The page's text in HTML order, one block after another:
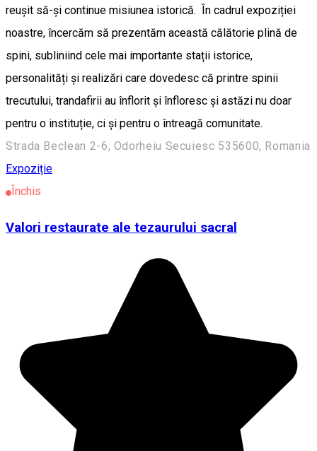
reușit să-și continue misiunea istorică. În cadrul expoziției
noastre, încercăm să prezentăm această călătorie plină de
spini, subliniind cele mai importante stații istorice,
personalități și realizări care dovedesc că printre spinii
trecutului, trandafirii au înflorit și înfloresc și astăzi nu doar
pentru o instituție, ci și pentru o întreagă comunitate.
Strada Beclean 2-6, Odorheiu Secuiesc 535600, Romania
Expoziție
Închis
Valori restaurate ale tezaurului sacral